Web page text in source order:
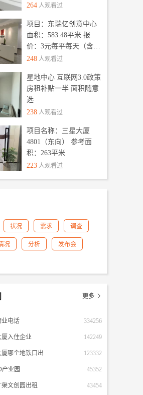
264 人观看过
项目：东瑞亿创意中心
面积：583.48平米 报
价：3元每平每天（含物
业、空调冷暖、发票）
248 人观看过
星地中心 互联网3.0政策
房租补贴一半 面积随意
选
238 人观看过
项目名称：三星大厦
4801（东向） 参考面
积：263平米
223 人观看过
状况 需求 调查
况 分析 发布会
更多 
业电话 334256
入住企业 142249
哪个地铁口出 123332
产业园 45352
文创园出租 43454